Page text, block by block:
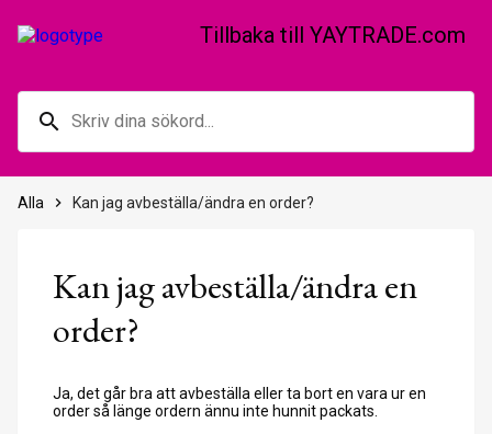
search
Tillbaka till YAYTRADE.com
Alla keyboard_arrow_right Kan jag avbeställa/ändra en order?
Kan jag avbeställa/ändra en
order?
Ja, det går bra att avbeställa eller ta bort en vara ur en
order så länge ordern ännu inte hunnit packats.